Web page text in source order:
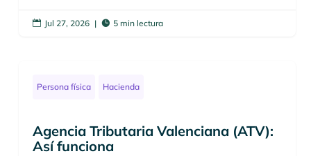
 Jul 27, 2026 |  5 min lectura
Persona física Hacienda
Agencia Tributaria Valenciana (ATV):
Así funciona